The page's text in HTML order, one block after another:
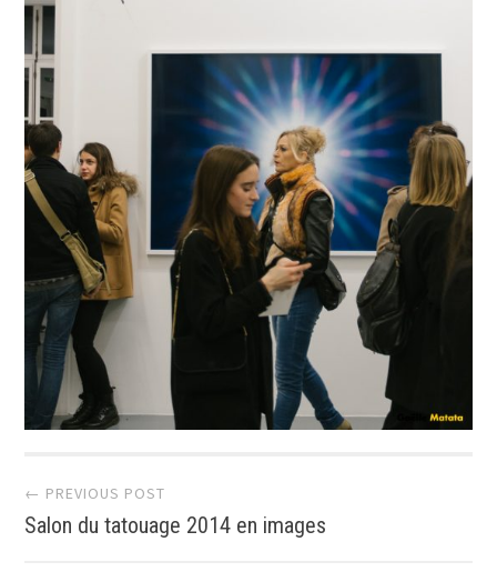
Post
navigation
← PREVIOUS POST
Salon du tatouage 2014 en images